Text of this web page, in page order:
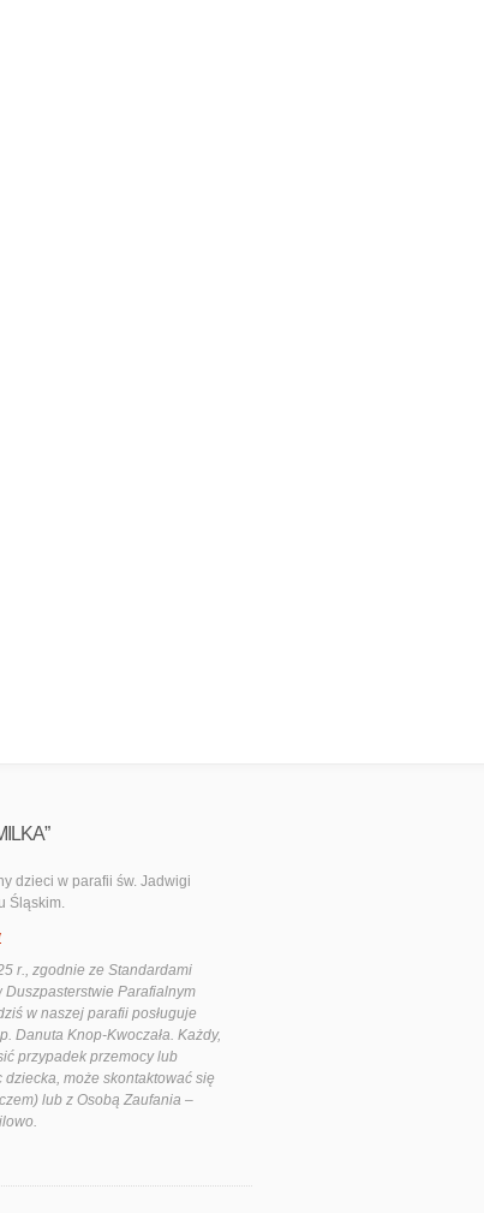
dzieci w parafii św. Jadwigi
Śląskim.
r., zgodnie ze Standardami
Duszpasterstwie Parafialnym
w naszej parafii posługuje
Danuta Knop-Kwoczała. Każdy,
przypadek przemocy lub
może skontaktować się
lub z Osobą Zaufania –